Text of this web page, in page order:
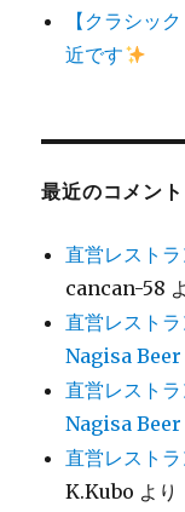
【クラシッ
近です
最近のコメント
直営レスト
cancan-58
直営レスト
Nagisa Beer
直営レスト
Nagisa Beer
直営レスト
K.Kubo より